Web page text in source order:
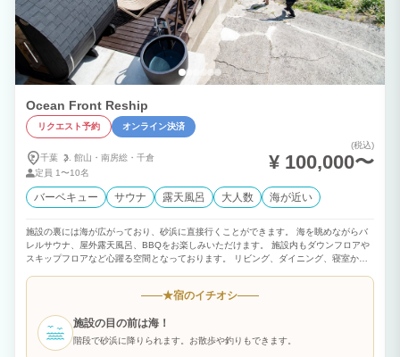
Ocean Front Reship
リクエスト予約 オンライン決済
千葉 館山・ 南房総・ 千倉
定員 1〜10名
(税込)
¥ 100,000〜
バーベキュー サウナ 露天風呂 大人数 海が近い
施設の裏には海が広がっており、砂浜に直接行くことができます。 海を眺めながらバ
レルサウナ、屋外露天風呂、BBQをお楽しみいただけます。 施設内もダウンフロアや
スキップフロアなど心躍る空間となっております。 リビング、ダイニング、寝室から
★宿のイチオシ
施設の目の前は海！
階段で砂浜に降りられます。お散歩や釣りもできます。